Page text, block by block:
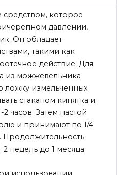
которое
давлении,
Он обладает
такими как
действие. Для
из можжевельника
ложку измельченных
стаканом кипятка и
2 часов. Затем настой
и принимают по 1/4
Продолжительность
2 недель до 1 месяца.